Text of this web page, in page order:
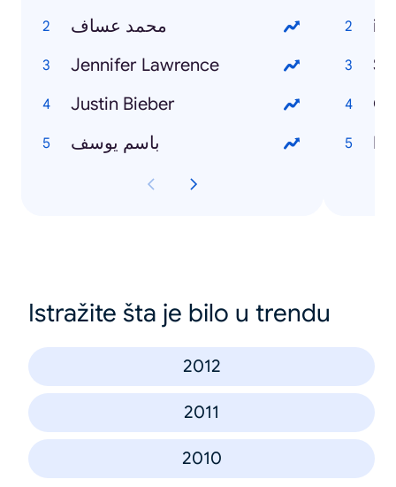
محمد عساف
Jennifer Lawrence
Justin Bieber
باسم يوسف
Istražite šta je bilo u trendu
2012
2011
2010